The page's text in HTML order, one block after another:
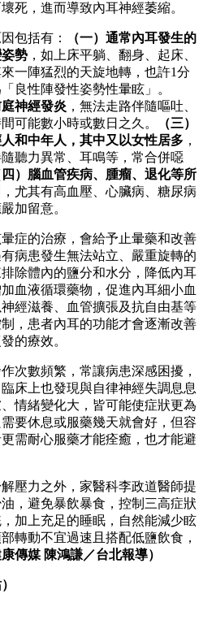
死，進而導致內耳神經萎縮。
包括有：
（一）通常內耳發生的
勢 ，如上床平躺、翻身、起床、
一陣猛烈的天旋地轉，也許1分
良性陣發性姿勢性暈眩」。
庭神經發炎 ，無法走路伴隨嘔吐、
可能數小時或數日之久。
（三）
和中年人，其中又以女性居多 ，
聽力異常、耳鳴等，常合併噁
四）腦血管疾病、腫瘤、退化等所
，尤其有高血壓、心臟病、糖尿病
加留意。
症的治療，會給予止暈藥和改善
病患發生無法站立、嚴重旋轉的
除體內的鹽分和水分，降低內耳
血液循環藥物，促進內耳細小血
經滋養、血管擴張及抗自由基等
，患者內耳的功能才會逐漸改善
的療效。
次數頻繁，常讓病患深感困擾，
床上也發現與自律神經失調息息
情緒變化大，皆可能使症狀更為
要休息或服藥幾天就會好，但容
需耐心服藥才能痊癒，也才能避
壓力之外，家醫科李政道醫師提
，避免暴飲暴食，控制三高症狀
加上充足的睡眠，自然能減少眩
轉動不宜過速且搭配低鹽飲食，
康傳媒 陳鴻謙／台北報導）